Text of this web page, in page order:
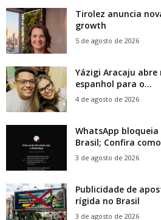
Tirolez anuncia
growth
5 de agosto de 2026
Yázigi Aracaju
espanhol para o...
4 de agosto de 2026
WhatsApp
Brasil; Confira
3 de agosto de 2026
Publicidade de
rígida no Brasil
3 de agosto de 2026